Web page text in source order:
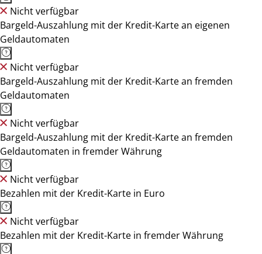
Nicht verfügbar
Bargeld-Auszahlung mit der Kredit-Karte an eigenen
Geldautomaten
Nicht verfügbar
Bargeld-Auszahlung mit der Kredit-Karte an fremden
Geldautomaten
Nicht verfügbar
Bargeld-Auszahlung mit der Kredit-Karte an fremden
Geldautomaten in fremder Währung
Nicht verfügbar
Bezahlen mit der Kredit-Karte in Euro
Nicht verfügbar
Bezahlen mit der Kredit-Karte in fremder Währung